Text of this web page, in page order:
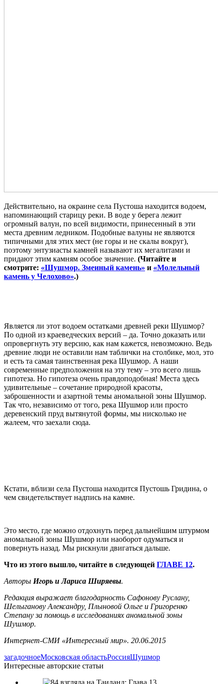
Действительно, на окраине села Пустоша находится водоем,
напоминающий старицу реки. В воде у берега лежит
огромный валун, по всей видимости, принесенный в эти
места древним ледником. Подобные валуны не являются
типичными для этих мест (не горы и не скалы вокруг),
поэтому энтузиасты камней называют их мегалитами и
придают этим камням особое значение. (Читайте и
смотрите: «Шушмор. Змеиный камень» и «Молельный
камень у Челохово».)
Является ли этот водоем остатками древней реки Шушмор?
По одной из краеведческих версий – да. Точно доказать или
опровергнуть эту версию, как нам кажется, невозможно. Ведь
древние люди не оставили нам таблички на столбике, мол, это
и есть та самая таинственная река Шушмор. А наши
современные предположения на эту тему – это всего лишь
гипотеза. Но гипотеза очень правдоподобная! Места здесь
удивительные – сочетание природной красоты,
заброшенности и азартной темы аномальной зоны Шушмор.
Так что, независимо от того, река Шушмор или просто
деревенский пруд вытянутой формы, мы нисколько не
жалеем, что заехали сюда.
Кстати, вблизи села Пустоша находится Пустошь Гридина, о
чем свидетельствует надпись на камне.
Это место, где можно отдохнуть перед дальнейшим штурмом
аномальной зоны Шушмор или наоборот одуматься и
повернуть назад. Мы рискнули двигаться дальше.
Что из этого вышло, читайте в следующей ГЛАВЕ 12.
Авторы Игорь и Лариса Ширяевы.
Редакция выражает благодарность Сафонову Руслану,
Шелыганову Александру, Плыновой Ольге и Григоренко
Степану за помощь в исследованиях аномальной зоны
Шушмор.
Интернет-СМИ «Интересный мир». 20.06.2015
загадочноеМосковская областьРоссияШушмор
Интересные авторские статьи